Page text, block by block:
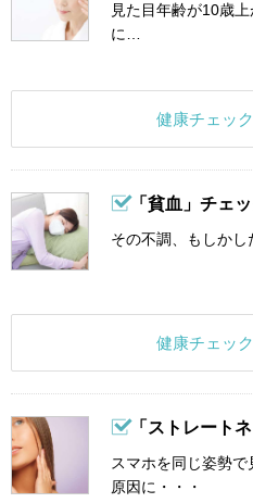
見た目年齢が10歳
に…
健康チェッ
「貧血」チェ
その不調、もしか
健康チェッ
「ストレート
スマホを同じ姿勢
原因に・・・